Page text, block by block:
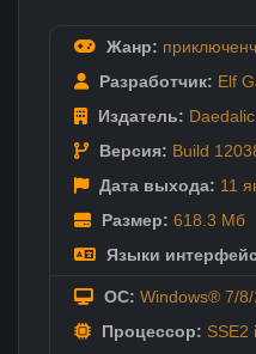
Жанр:
Разработчик: Elf
Издатель:
Версия: Build
Дата выхода: 11
Размер: 618.3 Мб
Языки
ОС: Windows® 7/8/
Процессор: SSE2